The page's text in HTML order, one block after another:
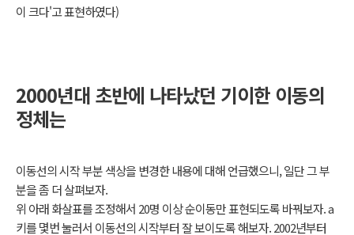
이 크다'고 표현하였다)
2000년대 초반에 나타났던 기이한 이동의
정체는
이동선의 시작 부분 색상을 변경한 내용에 대해 언급했으니, 일단 그 부
분을 좀 더 살펴보자.
위 아래 화살표를 조정해서 20명 이상 순이동만 표현되도록 바꿔보자. a
키를 몇번 눌러서 이동선의 시작부터 잘 보이도록 해보자. 2002년부터